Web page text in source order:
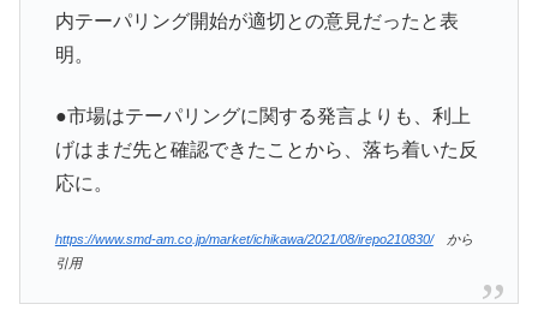
内テーパリング開始が適切との意見だったと表
明。
●市場はテーパリングに関する発言よりも、利上
げはまだ先と確認できたことから、落ち着いた反
応に。
https://www.smd-am.co.jp/market/ichikawa/2021/08/irepo210830/から
引用